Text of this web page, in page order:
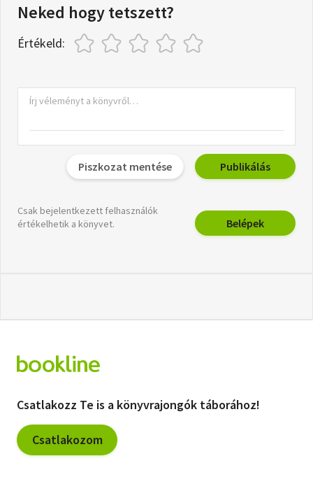
Neked hogy tetszett?
Értékeld:
Piszkozat mentése Publikálás
Csak bejelentkezett felhasználók
értékelhetik a könyvet.
Belépek
Csatlakozz Te is a könyvrajongók táborához!
Csatlakozom